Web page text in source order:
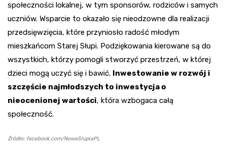
społeczności lokalnej, w tym sponsorów, rodziców i samych
uczniów. Wsparcie to okazało się nieodzowne dla realizacji
przedsięwzięcia, które przyniosło radość młodym
mieszkańcom Starej Słupi. Podziękowania kierowane są do
wszystkich, którzy pomogli stworzyć przestrzeń, w której
dzieci mogą uczyć się i bawić. Inwestowanie w rozwój i
szczęście najmłodszych to inwestycja o
nieocenionej wartości, która wzbogaca całą
społeczność.
Źródło: facebook.com/NowaSlupiaPL